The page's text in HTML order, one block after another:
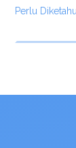
Perlu